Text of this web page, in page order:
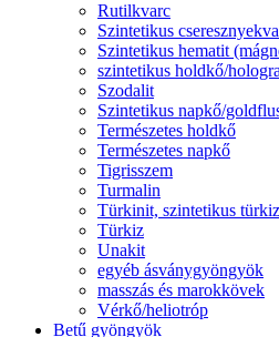
Rutilkvarc
Szintetikus
Szintetikus hematit
szintetikus holdkő/
Szodalit
Szintetikus napkő/
Természetes holdkő
Természetes napkő
Tigrisszem
Turmalin
Türkinit, szintetikus türkiz
Türkiz
Unakit
egyéb ásványgyöngyök
masszás és marokkövek
Vérkő/heliotróp
Betű gyöngyök